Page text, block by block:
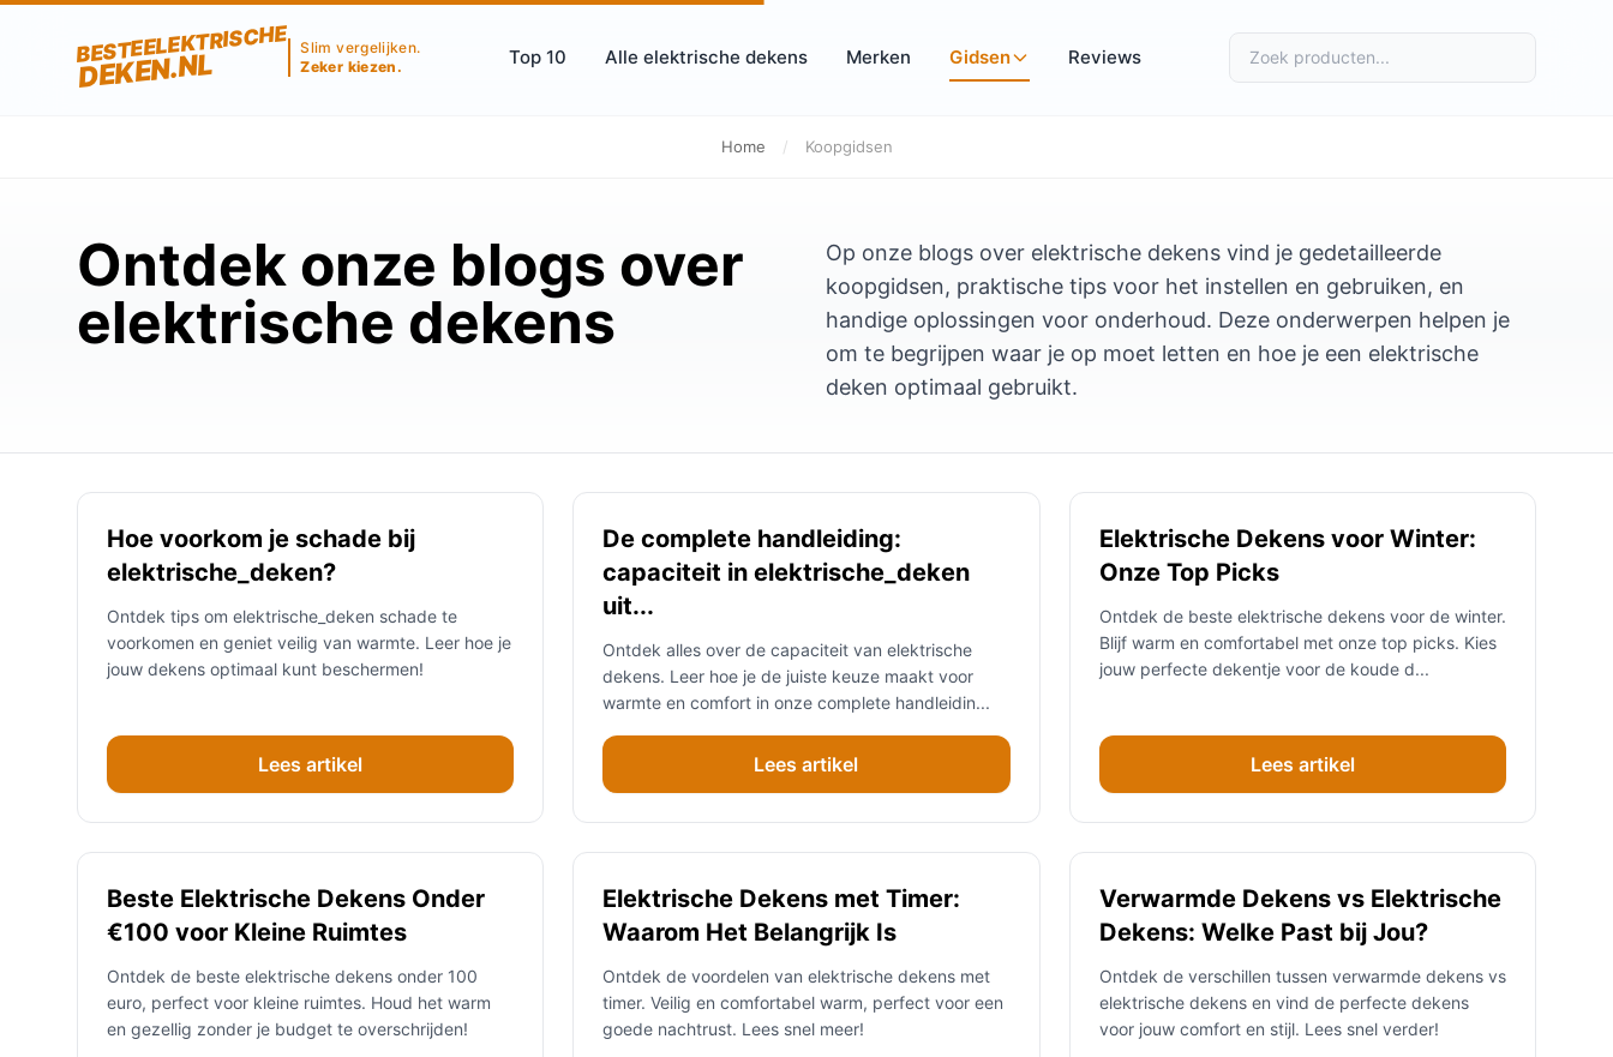
BESTEELEKTRISCHE
DEKEN.NL
Slim vergelijken.
Zeker kiezen.
Top 10 Alle elektrische dekens Merken Gidsen Reviews
Home / Koopgidsen
Ontdek onze blogs over
elektrische dekens
Op onze blogs over elektrische dekens vind je gedetailleerde
koopgidsen, praktische tips voor het instellen en gebruiken, en
handige oplossingen voor onderhoud. Deze onderwerpen helpen je
om te begrijpen waar je op moet letten en hoe je een elektrische
deken optimaal gebruikt.
Hoe voorkom je schade bij
elektrische_deken?
Ontdek tips om elektrische_deken schade te
voorkomen en geniet veilig van warmte. Leer hoe je
jouw dekens optimaal kunt beschermen!
Lees artikel
De complete handleiding:
capaciteit in elektrische_deken
uit...
Ontdek alles over de capaciteit van elektrische
dekens. Leer hoe je de juiste keuze maakt voor
warmte en comfort in onze complete handleidin...
Lees artikel
Elektrische Dekens voor Winter:
Onze Top Picks
Ontdek de beste elektrische dekens voor de winter.
Blijf warm en comfortabel met onze top picks. Kies
jouw perfecte dekentje voor de koude d...
Lees artikel
Beste Elektrische Dekens Onder
€100 voor Kleine Ruimtes
Ontdek de beste elektrische dekens onder 100
euro, perfect voor kleine ruimtes. Houd het warm
en gezellig zonder je budget te overschrijden!
Elektrische Dekens met Timer:
Waarom Het Belangrijk Is
Ontdek de voordelen van elektrische dekens met
timer. Veilig en comfortabel warm, perfect voor een
goede nachtrust. Lees snel meer!
Verwarmde Dekens vs Elektrische
Dekens: Welke Past bij Jou?
Ontdek de verschillen tussen verwarmde dekens vs
elektrische dekens en vind de perfecte dekens
voor jouw comfort en stijl. Lees snel verder!